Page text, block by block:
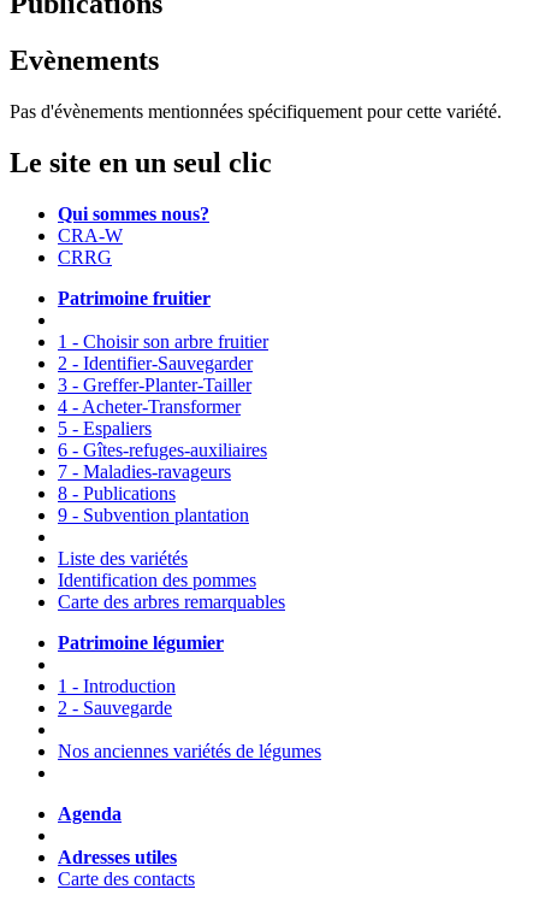
Evènements
Pas d'évènements mentionnées spécifiquement pour cette variété.
Le site en un seul clic
Qui sommes nous?
CRA-W
CRRG
Patrimoine fruitier
1 - Choisir son arbre fruitier
2 - Identifier-Sauvegarder
3 - Greffer-Planter-Tailler
4 - Acheter-Transformer
5 - Espaliers
6 - Gîtes-refuges-auxiliaires
7 - Maladies-ravageurs
8 - Publications
9 - Subvention plantation
Liste des variétés
Identification des pommes
Carte des arbres remarquables
Patrimoine légumier
1 - Introduction
2 - Sauvegarde
Nos anciennes variétés de légumes
Agenda
Adresses utiles
Carte des contacts